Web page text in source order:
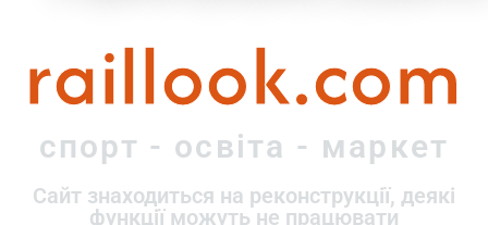
raillook.com
спорт - освіта - маркет
Сайт знаходиться на реконструкції, деякі
функції можуть не працювати